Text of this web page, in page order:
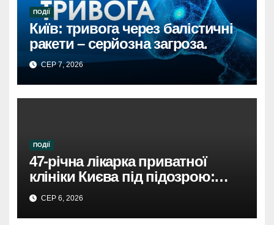
ПОДІЇ
Київ: тривога через балістичні
ракети – серйозна загроза.
СЕР 7, 2026
ПОДІЇ
47-річна лікарка приватної
клініки Києва під підозрою:
недбалість поставила під
загрозу життя пацієнта
СЕР 6, 2026